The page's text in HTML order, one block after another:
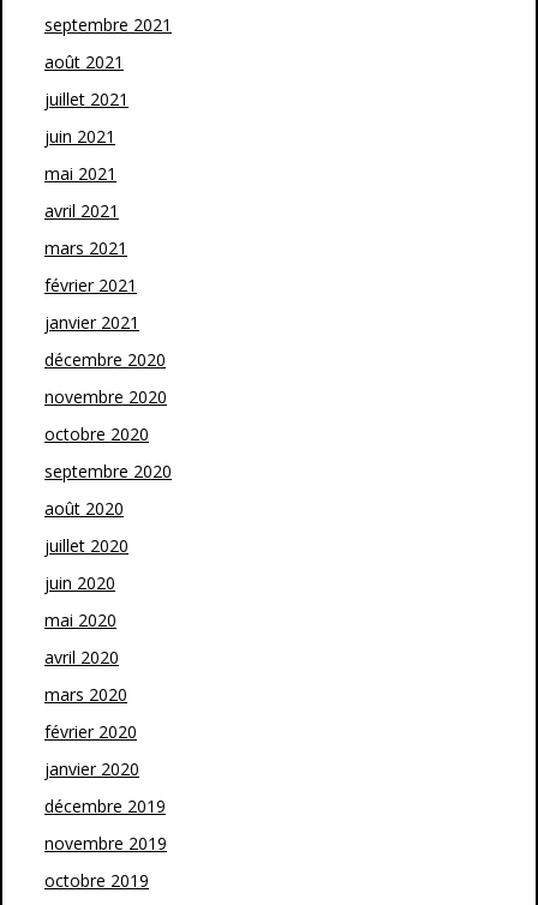
septembre 2021
août 2021
juillet 2021
juin 2021
mai 2021
avril 2021
mars 2021
février 2021
janvier 2021
décembre 2020
novembre 2020
octobre 2020
septembre 2020
août 2020
juillet 2020
juin 2020
mai 2020
avril 2020
mars 2020
février 2020
janvier 2020
décembre 2019
novembre 2019
octobre 2019